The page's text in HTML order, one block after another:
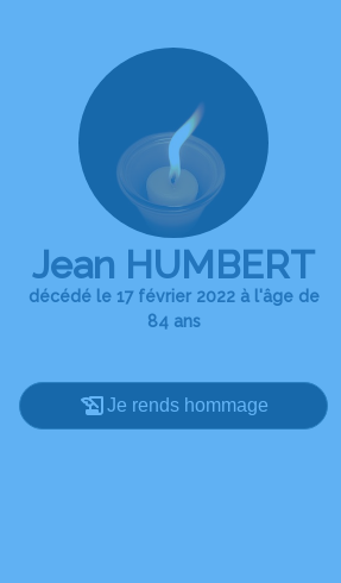
Jean HUMBERT
décédé le 17 février 2022 à l'âge de
84 ans
Je rends hommage